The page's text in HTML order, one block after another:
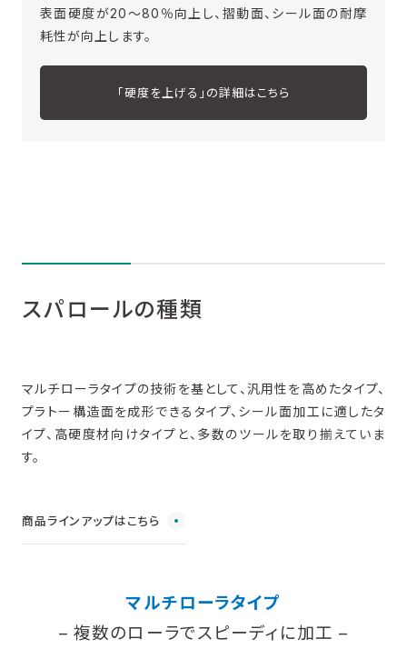
表面硬度が20～80％向上し、摺動面、シール面の耐摩
耗性が向上します。
「硬度を上げる」の詳細はこちら
スパロールの種類
マルチローラタイプの技術を基として、汎用性を高めたタイプ、
プラトー構造面を成形できるタイプ、シール面加工に適したタ
イプ、高硬度材向けタイプと、多数のツールを取り揃えていま
す。
商品ラインアップはこちら
マルチローラタイプ
– 複数のローラでスピーディに加工 –